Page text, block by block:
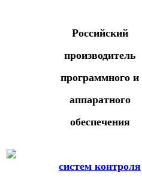
Российский
производитель
программного и
аппаратного
обеспечения
систем контроля